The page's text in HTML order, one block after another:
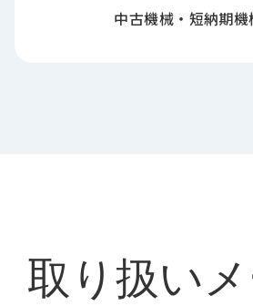
中古機械・短納期
取り扱い